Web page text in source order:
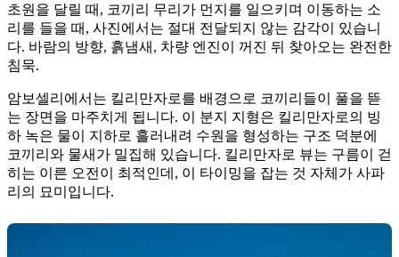
초원을 달릴 때, 코끼리 무리가 먼지를 일으키며 이동하는 소
리를 들을 때, 사진에서는 절대 전달되지 않는 감각이 있습니
다. 바람의 방향, 흙냄새, 차량 엔진이 꺼진 뒤 찾아오는 완전한
침묵.
암보셀리에서는 킬리만자로를 배경으로 코끼리들이 풀을 뜯
는 장면을 마주치게 됩니다. 이 분지 지형은 킬리만자로의 빙
하 녹은 물이 지하로 흘러내려 수원을 형성하는 구조 덕분에
코끼리와 물새가 밀집해 있습니다. 킬리만자로 뷰는 구름이 걷
히는 이른 오전이 최적인데, 이 타이밍을 잡는 것 자체가 사파
리의 묘미입니다.